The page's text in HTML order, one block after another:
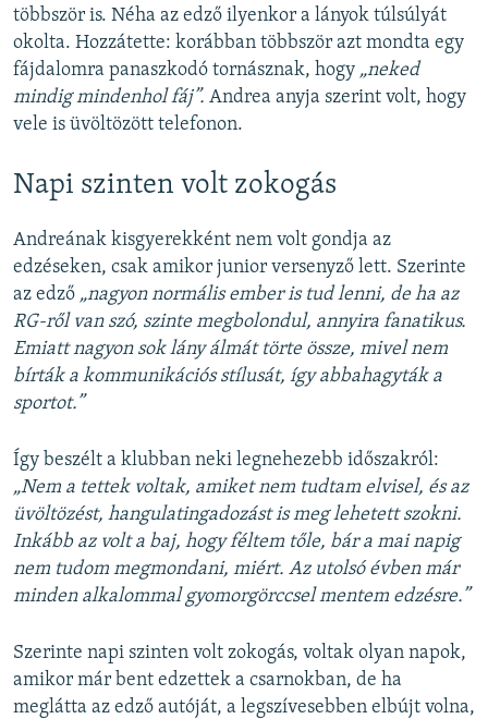
többször is. Néha az edző ilyenkor a lányok túlsúlyát
okolta. Hozzátette: korábban többször azt mondta egy
fájdalomra panaszkodó tornásznak, hogy „neked
mindig mindenhol fáj”. Andrea anyja szerint volt, hogy
vele is üvöltözött telefonon.
Napi szinten volt zokogás
Andreának kisgyerekként nem volt gondja az
edzéseken, csak amikor junior versenyző lett. Szerinte
az edző „nagyon normális ember is tud lenni, de ha az
RG-ről van szó, szinte megbolondul, annyira fanatikus.
Emiatt nagyon sok lány álmát törte össze, mivel nem
bírták a kommunikációs stílusát, így abbahagyták a
sportot.”
Így beszélt a klubban neki legnehezebb időszakról:
„Nem a tettek voltak, amiket nem tudtam elvisel, és az
üvöltözést, hangulatingadozást is meg lehetett szokni.
Inkább az volt a baj, hogy féltem tőle, bár a mai napig
nem tudom megmondani, miért. Az utolsó évben már
minden alkalommal gyomorgörccsel mentem edzésre.”
Szerinte napi szinten volt zokogás, voltak olyan napok,
amikor már bent edzettek a csarnokban, de ha
meglátta az edző autóját, a legszívesebben elbújt volna,